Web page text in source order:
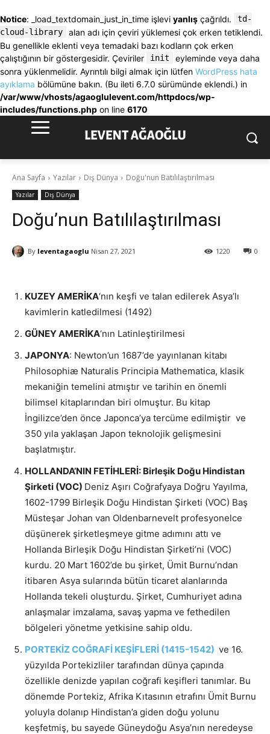
Notice: _load_textdomain_just_in_time işlevi yanlış çağrıldı.
td-
cloud-library
alan adı için çeviri yüklemesi çok erken tetiklendi.
Bu genellikle eklenti veya temadaki bazı kodların çok erken
çalıştığının bir göstergesidir. Çeviriler
init
eyleminde veya daha
sonra yüklenmelidir. Ayrıntılı bilgi almak için lütfen WordPress hata
ayıklama bölümüne bakın. (Bu ileti 6.7.0 sürümünde eklendi.) in
/var/www/vhosts/agaoglulevent.com/httpdocs/wp-
includes/functions.php on line 6170
Ana Sayfa Yazılar Dış Dünya Doğu'nun Batılılaştırılması
Yazılar Dış Dünya
Doğu’nun Batılılaştırılması
By leventagaoglu Nisan 27, 2021 0
1220
KUZEY AMERİKA‘nın keşfi ve talan edilerek Asya’lı
kavimlerin katledilmesi (1492)
GÜNEY AMERİKA‘nın Latinleştirilmesi
JAPONYA: Newton’un 1687’de yayınlanan kitabı
Philosophiæ Naturalis Principia Mathematica, klasik
mekaniğin temelini atmıştır ve tarihin en önemli
bilimsel kitaplarından biri olmuştur. Bu kitap
İngilizce’den önce Japonca’ya tercüme edilmiştir ve
350 yıla yaklaşan Japon teknolojik gelişmesini
başlatmıştır.
HOLLANDA’NIN FETİHLERİ: Birleşik Doğu Hindistan
Şirketi (VOC) Deniz Aşırı Coğrafyaya Doğru Yayılma,
1602-1799 Birleşik Doğu Hindistan Şirketi (VOC) Baş
Müsteşar Johan van Oldenbarnevelt profesyonelce
düşünerek şirketleşmeye gitme adımını attı ve
Hollanda Birleşik Doğu Hindistan Şirketi’ni (VOC)
kurdu. 20 Mart 1602’de bu şirket, Ümit Burnu’ndan
itibaren Asya sularında bütün ticaret alanlarında
Hollanda tekeli oluşturdu. Şirket, Cumhuriyet adına
anlaşmalar imzalama, savaş yapma ve fethedilen
bölgeleri yönetme yetkisine sahip oldu.
PORTEKİZ COĞRAFİ KEŞİFLERİ (1415-1542) ve 16.
yüzyılda Portekizliler tarafından dünya çapında
özellikle denizde yapılan coğrafi keşifleri tanımlar. Bu
dönemde Portekiz, Afrika Kıtasının etrafını Ümit Burnu
yoluyla dolanıp Hindistan’a giden doğu yolunu
keşfetmiş, bu sayede Güneydoğu Asya’nın neredeyse